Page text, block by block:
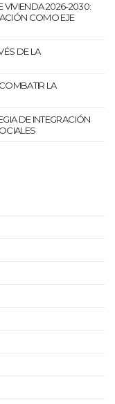
VIVIENDA 2026-2030:
COMO EJE
DE LA
LA
DE INTEGRACIÓN